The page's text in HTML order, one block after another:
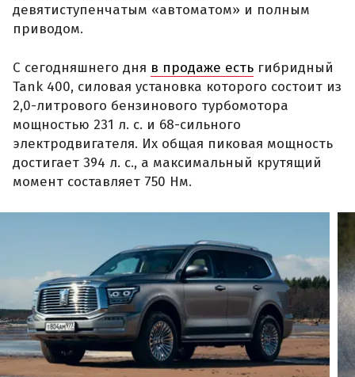
девятиступенчатым «автоматом» и полным
приводом.
С сегодняшнего дня в продаже есть гибридный
Tank 400, силовая установка которого состоит из
2,0-литрового бензинового турбомотора
мощностью 231 л. с. и 68-сильного
электродвигателя. Их общая пиковая мощность
достигает 394 л. с., а максимальный крутящий
момент составляет 750 Нм.